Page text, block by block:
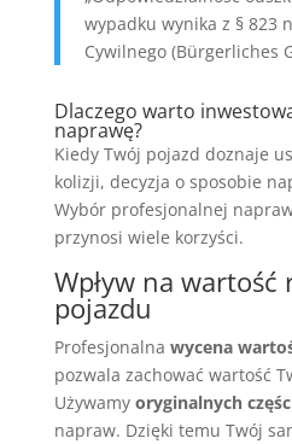
wypadku wynika z § 823
Cywilnego (Bürgerliches
Dlaczego warto
naprawę?
Kiedy Twój pojazd doznaje
kolizji, decyzja o sposobie
Wybór profesjonalnej
przynosi wiele korzyści.
Wpływ na wartość
pojazdu
Profesjonalna wycena
pozwala zachować wartość
Używamy oryginalnych
napraw. Dzięki temu Twój